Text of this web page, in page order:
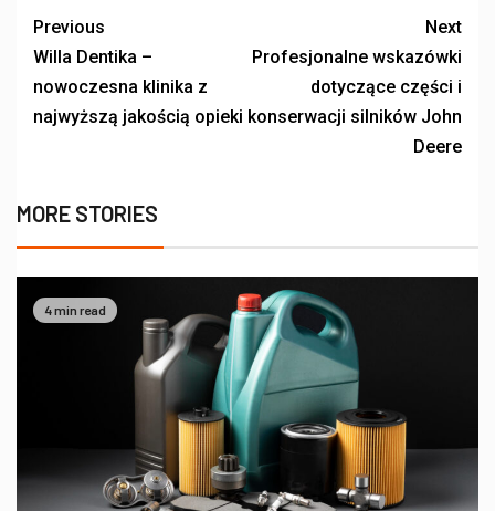
Previous
Willa Dentika –
nowoczesna klinika z
najwyższą jakością opieki
Next
Profesjonalne wskazówki
dotyczące części i
konserwacji silników John
Deere
MORE STORIES
4 min read